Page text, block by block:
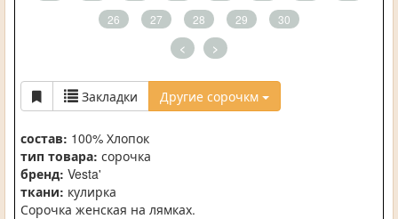
26
27 28 29 30
< >
Закладки Другие сорочкм
состав: 100% Хлопок
тип товара: сорочка
бренд: Vesta'
ткани: кулирка
Сорочка женская на лямках.